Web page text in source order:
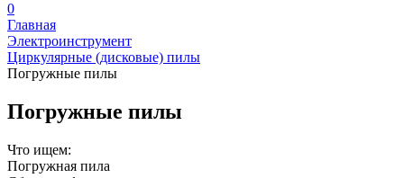
0
Главная
Электроинструмент
Циркулярные (дисковые) пилы
Погружные пилы
Погружные пилы
Что ищем:
Погружная пила